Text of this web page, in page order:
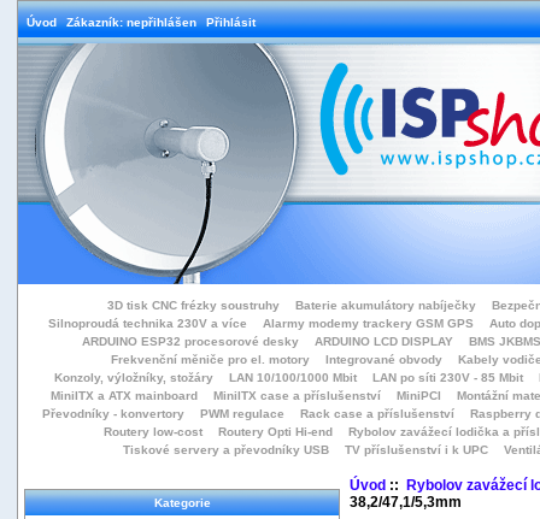
Úvod Zákazník: nepřihlášen Přihlásit
3D tisk CNC frézky soustruhy Baterie akumulátory nabíječky
Silnoproudá technika 230V a více
Alarmy modemy trackery GSM GPS
Auto
ARDUINO ESP32 procesorové desky
ARDUINO LCD DISPLAY
BMS
Frekvenční měniče pro el. motory
Integrované obvody
Kabely
Konzoly, výložníky, stožáry
LAN 10/100/1000 Mbit LAN po síti 230V - 85 Mbit
MiniITX a ATX mainboard
MiniITX case a příslušenství MiniPCI
Montážní
Převodníky - konvertory
PWM regulace Rack case a příslušenství
Raspberry
Routery low-cost
Routery Opti Hi-end
Rybolov zavážecí lodička a přísl
Tiskové servery a převodníky USB
TV příslušenství i k UPC
Kategorie
Úvod:: Rybolov zavážecí
38,2/47,1/5,3mm